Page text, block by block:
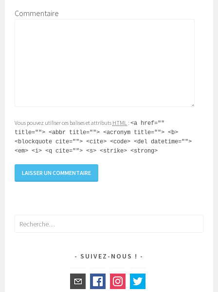
Commentaire
Vous pouvez utiliser ces balises et attributs HTML :<a href=""
title=""> <abbr title=""> <acronym title=""> <b>
<blockquote cite=""> <cite> <code> <del datetime="">
<em> <i> <q cite=""> <s> <strike> <strong>
Rechercher :
SUIVEZ-NOUS !